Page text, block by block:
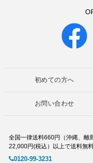
初めての方へ
お問い合わせ
全国一律送料660円（沖縄、離
22,000円(税込）以上で送料無
0120-99-3231